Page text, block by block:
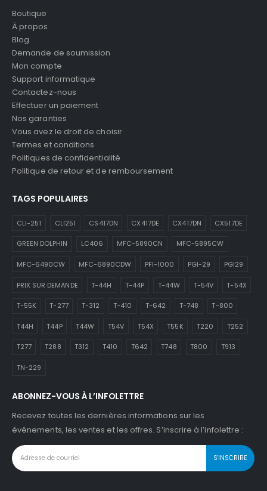
Boutique
À propos
Blog
Demande de soumission
Mon compte
Support informatique
Contactez-nous
Effectuer un paiement
Nos garanties
Vous avez le droit de choisir
Termes et conditions
Politiques de confidentialité
Politique de retour et de remboursement
TAGS POPULAIRES
CLI-251 CLI251 CS417DN CX417DE CX417DN CX517DE
GREEN DOLPHIN LC406 MFC-5890CN MFC-5895CW
MFC-6490CW MFC-6890CDW PFI-1000 PGI-29 PGI29
PRIX SUR DEMANDE T-44H T-44P T-44W T-54V T-54X
T-55K T-277 T-312 T-410 T-642 T-748 T-800
T44H T44P T44W T54V T54X T55K T220 T252
T277 T288 T312 T410 T642 T748 T800 T913
TN-229
ABONNEZ-VOUS À L’INFOLETTRE
Recevez toutes les dernières informations sur les
événements, les ventes et les offres. S’inscrire à l’infolettre :